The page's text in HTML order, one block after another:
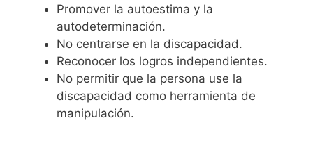
Promover la autoestima y la
autodeterminación.
No centrarse en la discapacidad.
Reconocer los logros independientes.
No permitir que la persona use la
discapacidad como herramienta de
manipulación.